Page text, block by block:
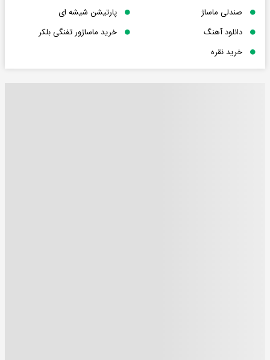
صندلی ماساژ
پارتیشن شیشه ای
دانلود آهنگ
خرید ماساژور تفنگی بلکر
خرید نقره